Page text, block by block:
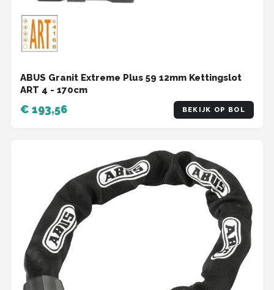
ABUS Granit Extreme Plus 59 12mm Kettingslot
ART 4 - 170cm
€ 193,56 BEKIJK OP BOL